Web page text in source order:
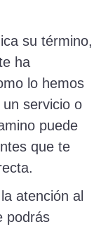
su término,
ha
lo hemos
servicio o
puede
que te
atención al
podrás